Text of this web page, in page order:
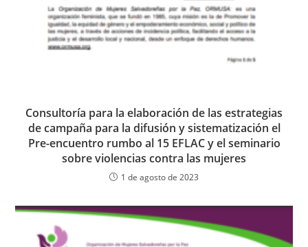
Consultoría para la elaboración de las estrategias
de campaña para la difusión y sistematización el
Pre-encuentro rumbo al 15 EFLAC y el seminario
sobre violencias contra las mujeres
1 de agosto de 2023